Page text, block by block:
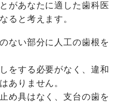
があなたに適した歯科医
ると考えます。
ない部分に人工の歯根を
をする必要がなく、違和
ありません。
め具はなく、支台の歯を